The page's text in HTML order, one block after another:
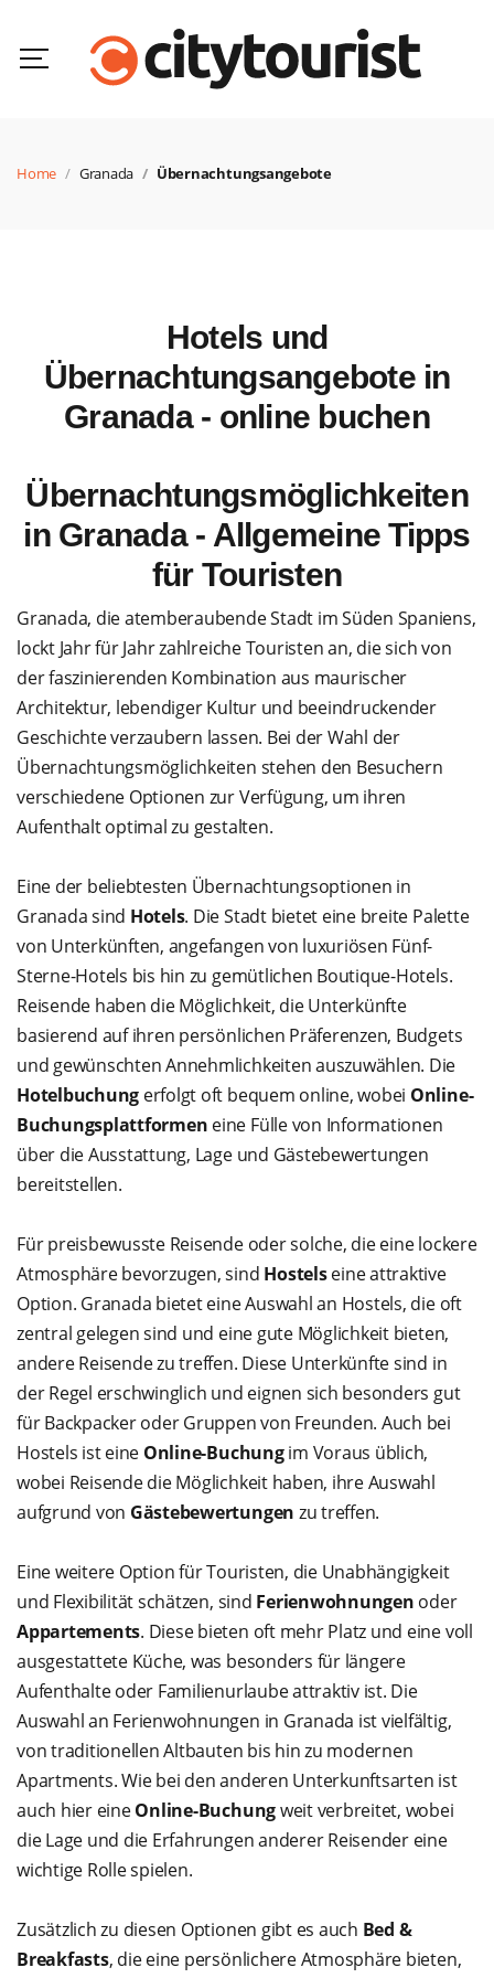
Home Granada Übernachtungsangebote
Hotels und
Übernachtungsangebote in
Granada - online buchen
Übernachtungsmöglichkeiten
in Granada - Allgemeine Tipps
für Touristen
Granada, die atemberaubende Stadt im Süden Spaniens,
lockt Jahr für Jahr zahlreiche Touristen an, die sich von
der faszinierenden Kombination aus maurischer
Architektur, lebendiger Kultur und beeindruckender
Geschichte verzaubern lassen. Bei der Wahl der
Übernachtungsmöglichkeiten stehen den Besuchern
verschiedene Optionen zur Verfügung, um ihren
Aufenthalt optimal zu gestalten.
Eine der beliebtesten Übernachtungsoptionen in
Granada sind Hotels. Die Stadt bietet eine breite Palette
von Unterkünften, angefangen von luxuriösen Fünf-
Sterne-Hotels bis hin zu gemütlichen Boutique-Hotels.
Reisende haben die Möglichkeit, die Unterkünfte
basierend auf ihren persönlichen Präferenzen, Budgets
und gewünschten Annehmlichkeiten auszuwählen. Die
Hotelbuchung erfolgt oft bequem online, wobei Online-
Buchungsplattformen eine Fülle von Informationen
über die Ausstattung, Lage und Gästebewertungen
bereitstellen.
Für preisbewusste Reisende oder solche, die eine lockere
Atmosphäre bevorzugen, sind Hostelseine attraktive
Option. Granada bietet eine Auswahl an Hostels, die oft
zentral gelegen sind und eine gute Möglichkeit bieten,
andere Reisende zu treffen. Diese Unterkünfte sind in
der Regel erschwinglich und eignen sich besonders gut
für Backpacker oder Gruppen von Freunden. Auch bei
Hostels ist eine Online-Buchungim Voraus üblich,
wobei Reisende die Möglichkeit haben, ihre Auswahl
aufgrund von Gästebewertungen zu treffen.
Eine weitere Option für Touristen, die Unabhängigkeit
und Flexibilität schätzen, sind Ferienwohnungen oder
Appartements. Diese bieten oft mehr Platz und eine voll
ausgestattete Küche, was besonders für längere
Aufenthalte oder Familienurlaube attraktiv ist. Die
Auswahl an Ferienwohnungen in Granada ist vielfältig,
von traditionellen Altbauten bis hin zu modernen
Apartments. Wie bei den anderen Unterkunftsarten ist
auch hier eineOnline-Buchungweit verbreitet, wobei
die Lage und die Erfahrungen anderer Reisender eine
wichtige Rolle spielen.
Zusätzlich zu diesen Optionen gibt es auch Bed &
Breakfasts, die eine persönlichere Atmosphäre bieten,